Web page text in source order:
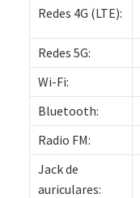
Redes 4G (LTE):
Redes 5G:
Wi-Fi:
Bluetooth:
Radio FM:
Jack de
auriculares: